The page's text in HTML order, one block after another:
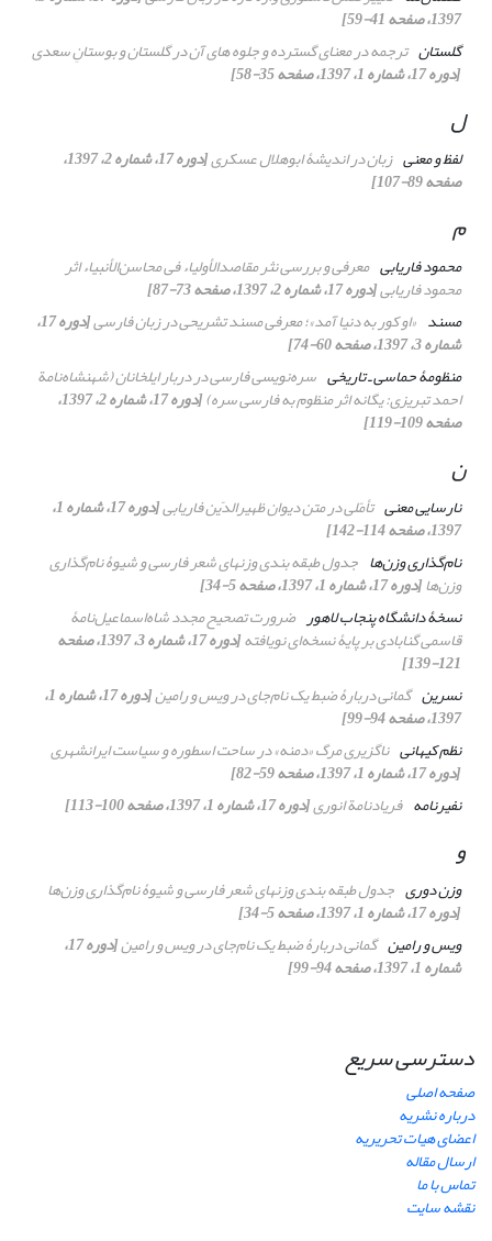
1397، صفحه 41-59]
گلستان ترجمه در معنای گسترده و جلوه های آن در گلستان و بوستانِ سعدی
[دوره 17، شماره 1، 1397، صفحه 35-58]
ل
لفظ و معنی زبان در اندیشۀ ابوهلال عسکری [دوره 17، شماره 2، 1397،
صفحه 89-107]
م
محمود فاریابی معرفی و بررسی نثرمقاصدالأولیاء فی محاسن‌الأنبیاءاثر
محمود فاریابی[دوره 17، شماره 2، 1397، صفحه 73-87]
مسند «او کور به دنیا آمد»؛ معرفی مسند تشریحی در زبان فارسی [دوره 17،
شماره 3، 1397، صفحه 60-74]
منظومۀ حماسی ـ تاریخی سره‌نویسی فارسی در دربار ایلخانان (شهنشاه‌نامة
احمد تبریزی: یگانه اثر منظوم به فارسی سره) [دوره 17، شماره 2، 1397،
صفحه 109-119]
ن
نارسایی معنی تأمّلی در متن دیوان ظهیرالدّین فاریابی [دوره 17، شماره 1،
1397، صفحه 114-142]
نام‌گذاری وزن‌ها جدول طبقه بندی وزنهای شعر فارسی و شیوۀ ‌نام‌گذاری
وزن‌ها[دوره 17، شماره 1، 1397، صفحه 5-34]
نسخۀ دانشگاه پنجاب لاهور ضرورت تصحیح مجدد شاه‌اسماعیل‌نامۀ
قاسمی گنابادی بر پایۀ نسخه‌ای نویافته [دوره 17، شماره 3، 1397، صفحه
121-139]
نسرین گمانی دربارۀ ضبط یک نام‌جای در ویس و رامین [دوره 17، شماره 1،
1397، صفحه 94-99]
نظم کیهانی ناگزیری مرگ «دمنه» در ساحت اسطوره و سیاست ایرانشهری
[دوره 17، شماره 1، 1397، صفحه 59-82]
نفیرنامه فریادنامة انوری[دوره 17، شماره 1، 1397، صفحه 100-113]
و
وزن دوری جدول طبقه بندی وزنهای شعر فارسی و شیوۀ ‌نام‌گذاری وزن‌ها
[دوره 17، شماره 1، 1397، صفحه 5-34]
ویس و رامین گمانی دربارۀ ضبط یک نام‌جای در ویس و رامین [دوره 17،
شماره 1، 1397، صفحه 94-99]
دسترسی سریع
صفحه اصلی
درباره نشریه
اعضای هیات تحریریه
ارسال مقاله
تماس با ما
نقشه سایت